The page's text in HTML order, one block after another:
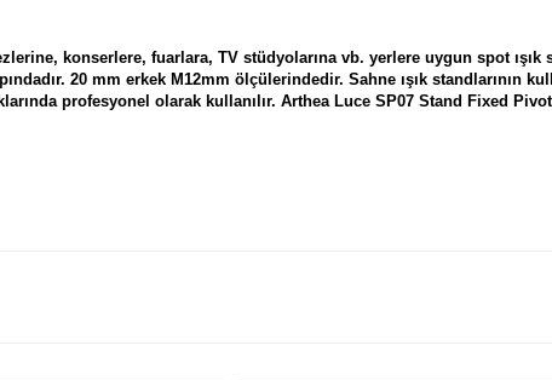
konserlere, fuarlara, TV stüdyolarına vb. yerlere uygun spot ışık
20 mm erkek M12mm ölçülerindedir. Sahne ışık standlarının
profesyonel olarak kullanılır. Arthea Luce SP07 Stand Fixed Pivot